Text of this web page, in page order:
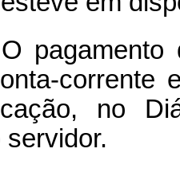
pagamento
corrente
no